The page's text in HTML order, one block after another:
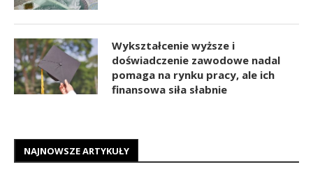
Wykształcenie wyższe i
doświadczenie zawodowe nadal
pomaga na rynku pracy, ale ich
finansowa siła słabnie
NAJNOWSZE ARTYKUŁY